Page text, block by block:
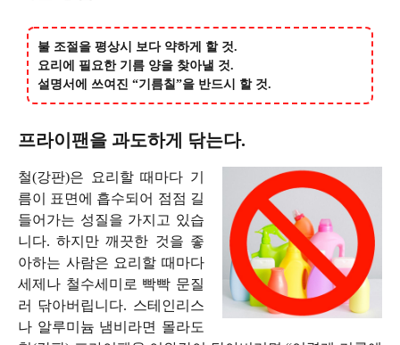
불 조절을 평상시 보다 약하게 할 것.
요리에 필요한 기름 양을 찾아낼 것.
설명서에 쓰여진 “기름칠”을 반드시 할 것.
프라이팬을 과도하게 닦는다.
철(강판)은 요리할 때마다 기
름이 표면에 흡수되어 점점 길
들어가는 성질을 가지고 있습
니다. 하지만 깨끗한 것을 좋
아하는 사람은 요리할 때마다
세제나 철수세미로 빡빡 문질
러 닦아버립니다. 스테인리스
나 알루미늄 냄비라면 몰라도